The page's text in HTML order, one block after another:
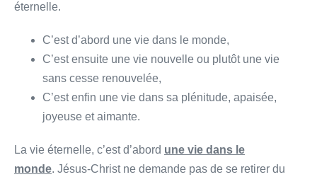
éternelle.
C’est d’abord une vie dans le monde,
C’est ensuite une vie nouvelle ou plutôt une vie
sans cesse renouvelée,
C’est enfin une vie dans sa plénitude, apaisée,
joyeuse et aimante.
La vie éternelle, c’est d’abord une vie dans le
monde. Jésus-Christ ne demande pas de se retirer du